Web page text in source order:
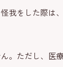
我をした際は
。ただし、医